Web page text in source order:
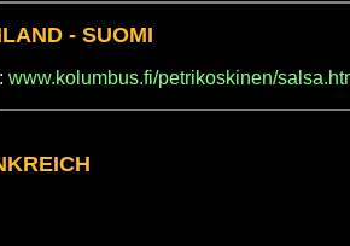
- SUOMI
: www.kolumbus.fi/petrikoskinen/